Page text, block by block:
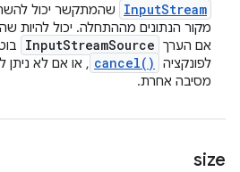
InputStream
שהמתקשר יכול
מקור הנתונים מההתחלה. יכול להיות
אם הערך InputStreamSource
לפונקציה
cancel( )
מסיבה אחרת.
size